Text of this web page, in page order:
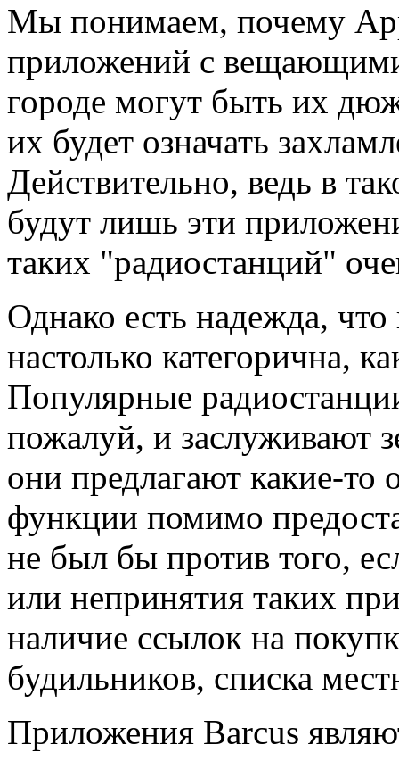
Мы понимаем, почему
приложений с
городе могут быть их
их будет означать
Действительно, ведь в
будут лишь эти
таких "радиостанций"
Однако есть надежда,
настолько категорична,
Популярные
пожалуй, и заслуживают
они предлагают какие-то
функции помимо
не был бы против того,
или непринятия таких
наличие ссылок на
будильников, списка
Приложения Barcus